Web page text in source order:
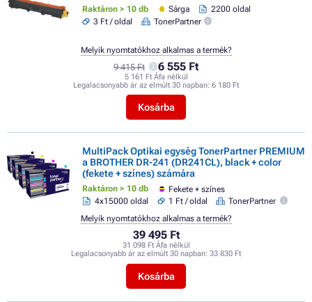
Raktáron > 10 db Sárga
2200 oldal
3 Ft / oldal
TonerPartner
9 415 Ft 6 555 Ft
5 161 Ft Áfa nélkül
Legalacsonyabb ár az elmúlt 30 napban: 6 180 Ft
Kosárba
Melyik nyomtatókhoz alkalmas a termék?
MultiPack Optikai egység TonerPartner PREMIUM
a BROTHER DR-241 (DR241CL), black + color
(fekete + színes) számára
Raktáron > 10 db
Fekete + színes
4x15000 oldal
1 Ft / oldal TonerPartner
39 495 Ft
31 098 Ft Áfa nélkül
Legalacsonyabb ár az elmúlt 30 napban: 33 830 Ft
Kosárba
Melyik nyomtatókhoz alkalmas a termék?